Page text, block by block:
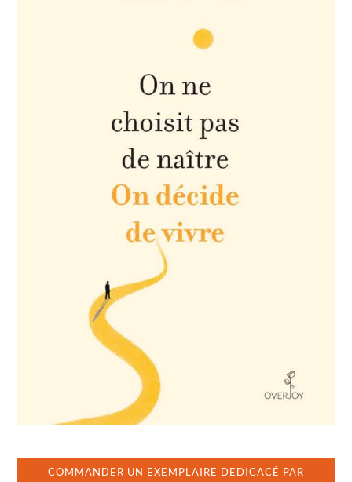
Goodbye fatigue ! L’art de ne plus
« Après quarante minutes en compagnie de Léonard
Anthony, auteur à succès de Goodbye Fatigue !
nous sentons déjà moins fatigués ! »
« L’auteur connaît intimement le sujet (…) il est le
spécialiste de la fatigue ! Il raconte son parcours et ne se
présente pas comme unsurhomme , ce qui nous donne
Télé Magazine (hors-série Santé)
COMMANDER UN EXEMPLAIRE DEDICACÉ PAR